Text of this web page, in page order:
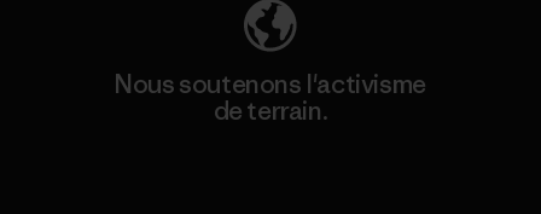
Nous soutenons l'activisme
de terrain.